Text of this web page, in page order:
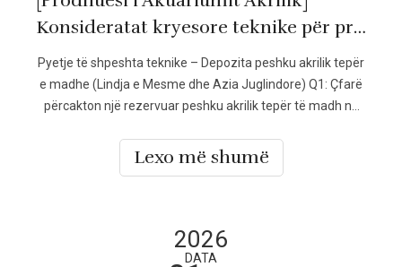
Konsideratat kryesore teknike për projektet e rezervuarëve akrilik tepër të mëdhenj me porosi
Pyetje të shpeshta teknike – Depozita peshku akrilik tepër
e madhe (Lindja e Mesme dhe Azia Juglindore) Q1: Çfarë
përcakton një rezervuar peshku akrilik tepër të madh në
akrilik zakonisht i referohet një sistemi akuariumi të
projektuar për vëllime të mëdha uji, hapësira të gjata
Lexo më shumë
2026
DATA